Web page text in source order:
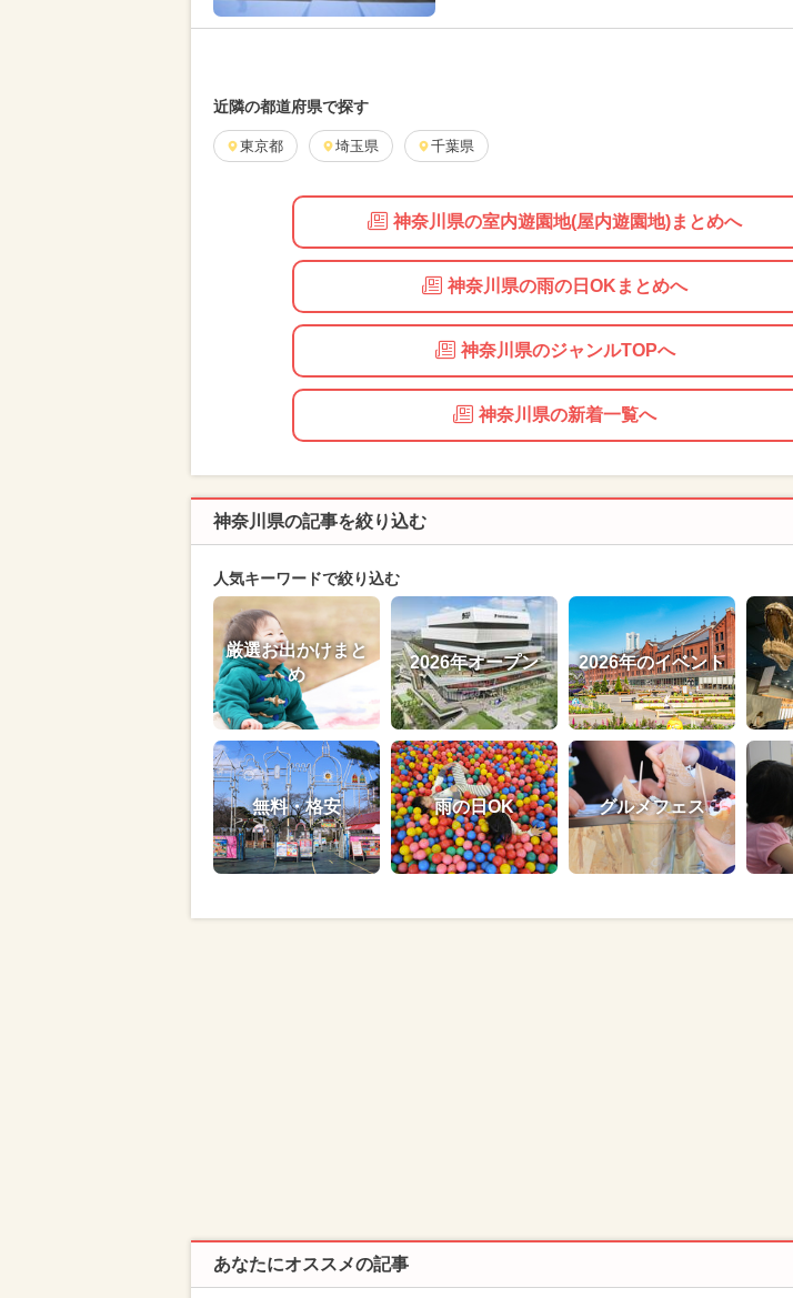
近隣の都道府県で探す
東京都 埼玉県 千葉県
神奈川県の室内遊園地(屋内遊園地)まとめへ
神奈川県の雨の日OKまとめへ
神奈川県のジャンルTOPへ
神奈川県の新着一覧へ
神奈川県の記事を絞り込む
人気キーワードで絞り込む
厳選お出かけまと
め
2026年オープン 2026年のイベント
無料・格安 雨の日OK グルメフェス
あなたにオススメの記事